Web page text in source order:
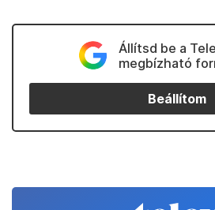
Állítsd be a
megbízható
Beállítom